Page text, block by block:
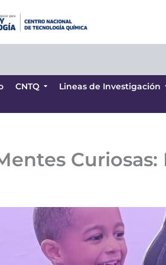
CNTQ
CNTQ Lineas de Investigación